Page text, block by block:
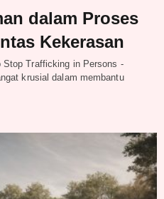
dalam Proses
Kekerasan
Stop Trafficking in Persons -
krusial dalam membantu